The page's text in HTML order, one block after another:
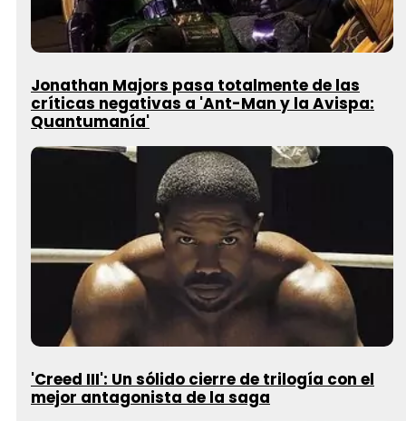
Jonathan Majors pasa totalmente de las
críticas negativas a 'Ant-Man y la Avispa:
Quantumanía'
'Creed III': Un sólido cierre de trilogía con el
mejor antagonista de la saga